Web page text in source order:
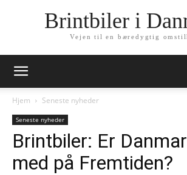
Brintbiler i
Vejen til en bæredygtig
Hjem Seneste nyheder
Seneste nyheder
Brintbiler: Er
med på Fremtiden?